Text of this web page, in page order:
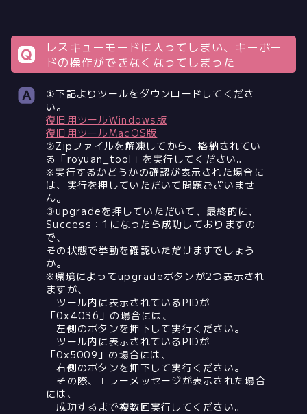
レスキューモードに入ってしまい、キーボー
ドの操作ができなくなってしまった
①下記よりツールをダウンロードしてくださ
い。
復旧用ツールWindows版
復旧用ツールMacOS版
②Zipファイルを解凍してから、格納されてい
る「royuan_tool」を実行してください。
※実行するかどうかの確認が表示された場合に
は、実行を押していただいて問題ございませ
ん。
③upgradeを押していただいて、最終的に、
Success：1になったら成功しておりますの
で、
その状態で挙動を確認いただけますでしょう
か。
※環境によってupgradeボタンが2つ表示され
ますが、
ツール内に表示されているPIDが
「0x4036」の場合には、
左側のボタンを押下して実行ください。
ツール内に表示されているPIDが
「0x5009」の場合には、
右側のボタンを押下して実行ください。
その際、エラーメッセージが表示された場合
には、
成功するまで複数回実行してください。